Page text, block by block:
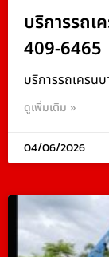
บริการรถเ
409-6465
บริการรถเครน
ดูเพิ่มเติม »
04/06/2026